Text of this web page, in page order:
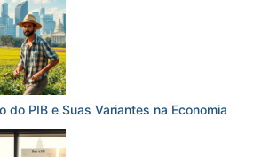
do PIB e Suas Variantes na Economia